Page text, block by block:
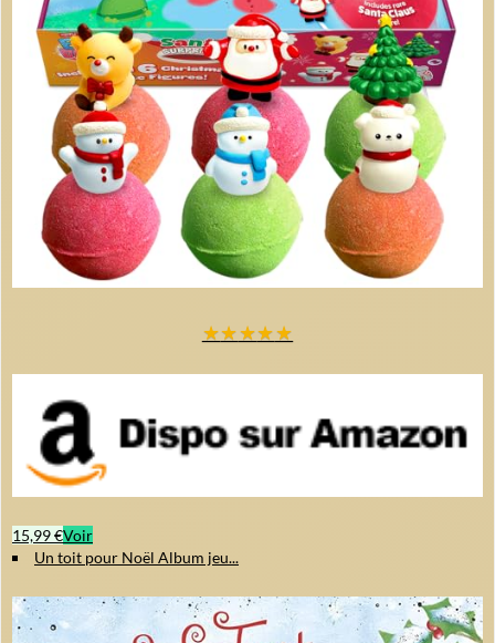
★★★★★
15,99 €Voir
Un toit pour Noël Album jeu...